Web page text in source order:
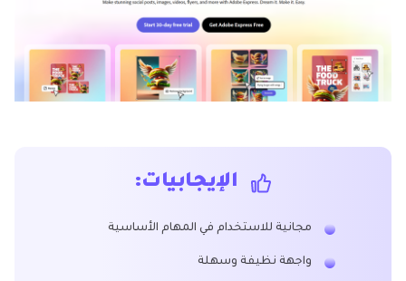
الإيجابيات:
مجانية للاستخدام في المهام الأساسية
واجهة نظيفة وسهلة